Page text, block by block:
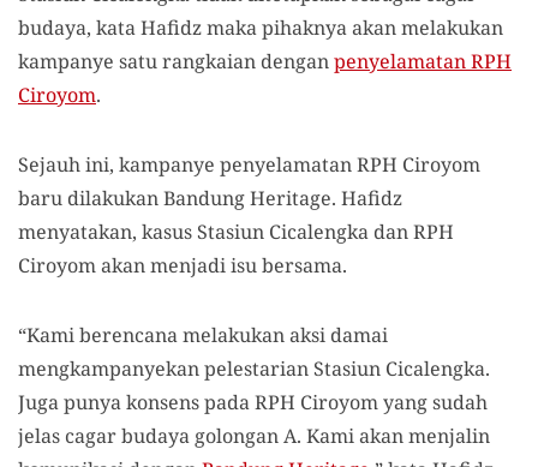
budaya, kata Hafidz maka pihaknya akan melakukan
kampanye satu rangkaian denganpenyelamatan RPH
Ciroyom.
Sejauh ini, kampanye penyelamatan RPH Ciroyom
baru dilakukan Bandung Heritage. Hafidz
menyatakan, kasus Stasiun Cicalengka dan RPH
Ciroyom akan menjadi isu bersama.
“Kami berencana melakukan aksi damai
mengkampanyekan pelestarian Stasiun Cicalengka.
Juga punya konsens pada RPH Ciroyom yang sudah
jelas cagar budaya golongan A. Kami akan menjalin